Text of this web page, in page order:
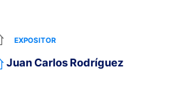
EXPOSITOR
Juan Carlos Rodríguez